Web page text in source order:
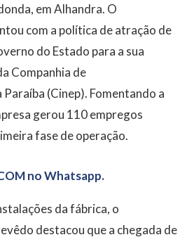
em Alhandra. O
com a política de atração de
do Estado para a sua
Companhia de
(Cinep). Fomentando a
gerou 110 empregos
fase de operação.
no Whatsapp.
da fábrica, o
destacou que a chegada de